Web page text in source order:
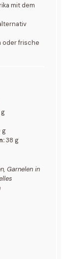
mit dem
oder frische
g
g
38 g
Garnelen in